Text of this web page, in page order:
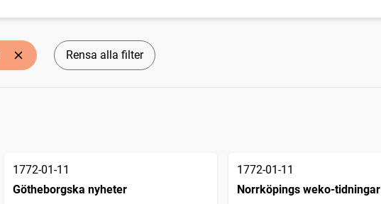
Rensa alla filter
1772-01-11
Götheborgska nyheter
1772-01-11
Norrköpings weko-tidningar